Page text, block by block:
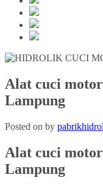
Alat cuci
Lampung
Posted on by
Alat cuci
Lampung